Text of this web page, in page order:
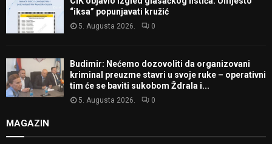
“iksa” popunjavati kružić
5. Augusta 2026. 0
Budimir: Nećemo dozovoliti da organizovani
kriminal preuzme stavri u svoje ruke – operativni
tim će se baviti sukobom Ždrala i...
5. Augusta 2026. 0
MAGAZIN